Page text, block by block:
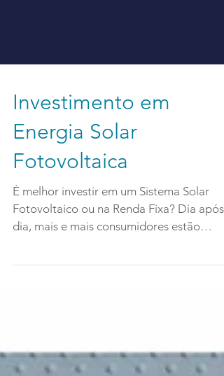
Investimento em
Energia Solar
Fotovoltaica
É melhor investir em um Sistema Solar
Fotovoltaico ou na Renda Fixa? Dia após
gerando a própria...